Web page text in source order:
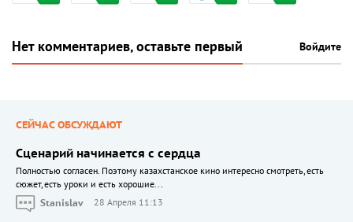
Нет комментариев, оставьте первый Войдите
СЕЙЧАС ОБСУЖДАЮТ
Сценарий начинается с сердца
Полностью согласен. Поэтому казахстанское кино интересно смотреть, есть
сюжет, есть уроки и есть хорошие...
Stanislav
28 Апреля 11:13